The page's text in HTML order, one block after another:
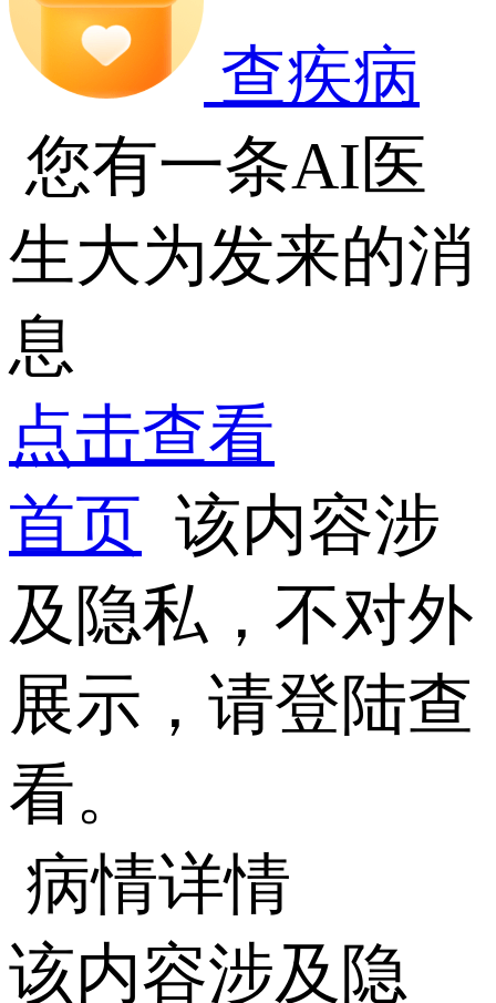
查疾病
您有一条AI医
生大为发来的消
息
点击查看
首页 该内容涉
及隐私，不对外
展示，请登陆查
看。
病情详情
该内容涉及隐